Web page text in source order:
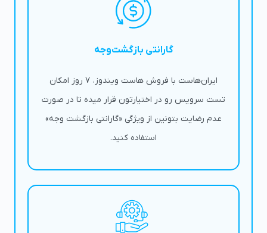
گارانتی بازگشت‌وجه
ایران‌هاست با فروش هاست ویندوز، 7 روز امکان
تست سرویس رو در اختیارتون قرار میده تا در صورت
عدم رضایت بتونین از ویژگی «گارانتی بازگشت وجه»
استفاده کنید.